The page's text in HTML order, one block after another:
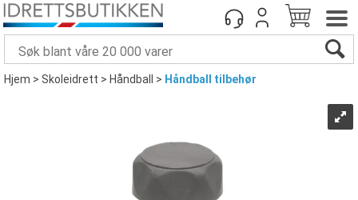
Hjem>Skoleidrett>Håndball > Håndball tilbehør